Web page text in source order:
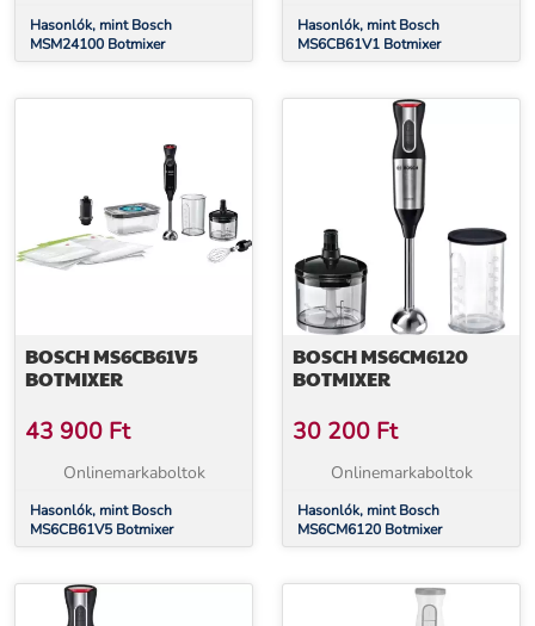
Hasonlók, mint Bosch
MSM24100 Botmixer
Hasonlók, mint Bosch
MS6CB61V1 Botmixer
BOSCH MS6CB61V5
BOTMIXER
43 900 Ft
Onlinemarkaboltok
Hasonlók, mint Bosch
MS6CB61V5 Botmixer
BOSCH MS6CM6120
BOTMIXER
30 200 Ft
Onlinemarkaboltok
Hasonlók, mint Bosch
MS6CM6120 Botmixer